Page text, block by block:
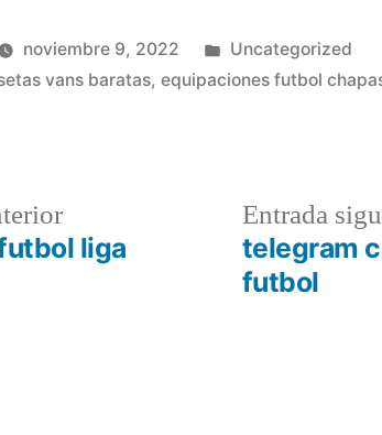
noviembre 9, 2022
Publicado
en
Uncategorized
vans baratas,equipaciones futbol
Entrada
anterior:
liga
Entrada
telegram
futbol